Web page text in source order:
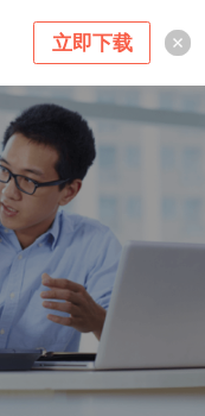
立即下载